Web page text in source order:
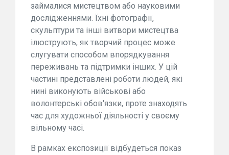
займалися мистецтвом або науковими
дослідженнями. Їхні фотографії,
скульптури та інші витвори мистецтва
ілюструють, як творчий процес може
слугувати способом впорядкування
переживань та підтримки інших. У цій
частині представлені роботи людей, які
нині виконують військові або
волонтерські обов'язки, проте знаходять
час для художньої діяльності у своєму
вільному часі.
В рамках експозиції відбудеться показ